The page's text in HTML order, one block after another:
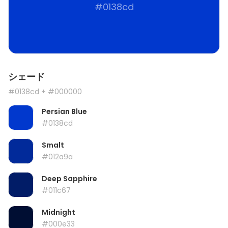
#0138cd
シェード
#0138cd + #000000
Persian Blue
#0138cd
Smalt
#012a9a
Deep Sapphire
#011c67
Midnight
#000e33